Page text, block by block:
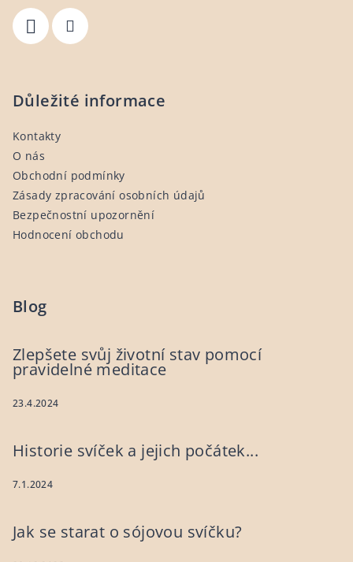
Důležité informace
Kontakty
O nás
Obchodní podmínky
Zásady zpracování osobních údajů
Bezpečnostní upozornění
Hodnocení obchodu
Blog
Zlepšete svůj životní stav pomocí
pravidelné meditace
23.4.2024
Historie svíček a jejich počátek...
7.1.2024
Jak se starat o sójovou svíčku?